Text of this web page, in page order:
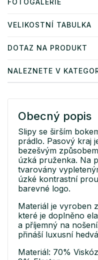
VELIKOSTNÍ TABULKA
DOTAZ NA PRODUKT
NALEZNETE V
Obecný popis
Slipy se širším
prádlo. Pasový kraj
bezešvým
úzká pruženka. Na
tvarovány
úzké kontrastní
barevné logo.
Materiál je vyroben
které je doplněno
a příjemný na
přináší luxusní
Materiál: 70%